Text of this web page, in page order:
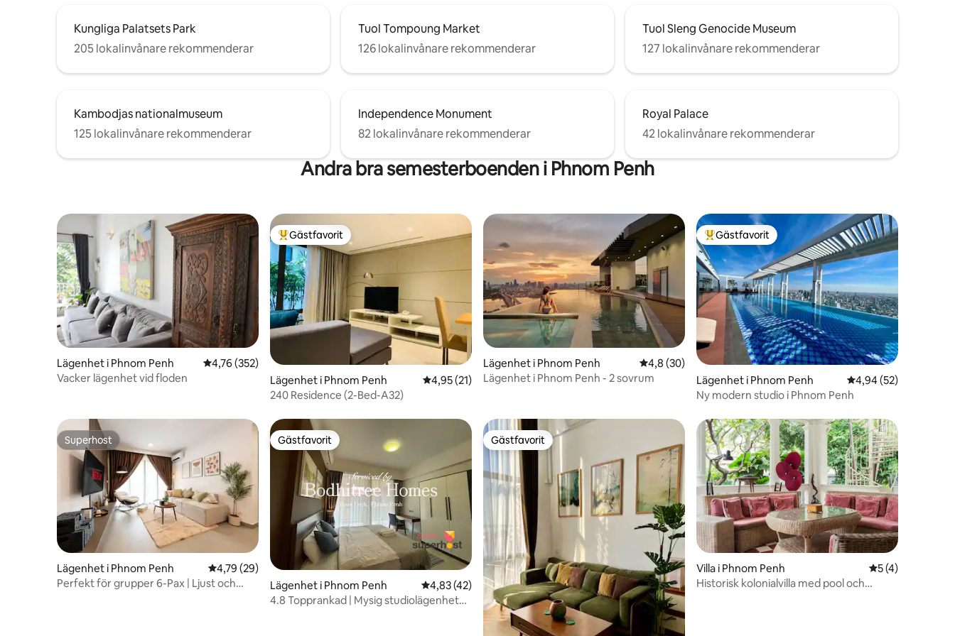
Kungliga Palatsets Park
205 lokalinvånare rekommenderar
Tuol Tompoung Market
126 lokalinvånare rekommenderar
Tuol Sleng Genocide Museum
127 lokalinvånare rekommenderar
Kambodjas nationalmuseum
125 lokalinvånare rekommenderar
Independence Monument
82 lokalinvånare rekommenderar
Royal Palace
42 lokalinvånare rekommenderar
Andra bra semesterboenden i Phnom Penh
Lägenhet i Phnom Penh 4,76 av 5 i genomsnittligt betyg, 352 omdömen
4,76 (352)
Vacker lägenhet vid floden
Populär gästfavorit
Gästfavorit
Lägenhet i Phnom Penh 4,95 av 5 i genomsnittligt betyg, 21 omdömen
4,95 (21)
240 Residence (2-Bed-A32)
Lägenhet i Phnom Penh 4,8 av 5 i genomsnittligt betyg, 30 omdömen
4,8 (30)
Lägenhet i Phnom Penh - 2 sovrum
Populär gästfavorit
Gästfavorit
Lägenhet i Phnom Penh 4,94 av 5 i
4,94 (52)
Ny modern studio i Phnom Penh
Superhost
Superhost
Lägenhet i Phnom Penh 4,79 av 5 i genomsnittligt betyg, 29 omdömen
4,79 (29)
Perfekt för grupper 6-Pax | Ljust och
Gästfavorit
Gästfavorit
Lägenhet i Phnom Penh 4,83 av 5 i genomsnittligt betyg, 42 omdömen
4,83 (42)
4.8 Topprankad | Mysig studiolägenhet
Gästfavorit
Gästfavorit
Villa i Phnom Penh 5 av 5 i
5 (4)
Historisk kolonialvilla med pool och